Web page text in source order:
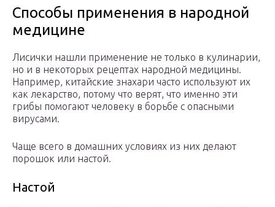
Способы применения в народной
медицине
Лисички нашли применение не только в кулинарии,
но и в некоторых рецептах народной медицины.
Например, китайские знахари часто используют их
как лекарство, потому что верят, что именно эти
грибы помогают человеку в борьбе с опасными
вирусами.
Чаще всего в домашних условиях из них делают
порошок или настой.
Настой